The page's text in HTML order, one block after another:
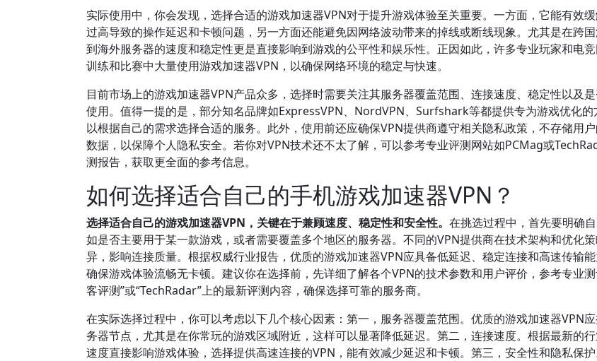
实际使用中，你会发现，选择合适的游戏加速器VPN对于提升游戏体验至关重要。一方面，它能有效
过高导致的操作延迟和卡顿问题，另一方面还能避免因网络波动带来的掉线或断线现象。尤其是在跨
到海外服务器的速度和稳定性更是直接影响到游戏的公平性和娱乐性。正因如此，许多专业玩家和电
训练和比赛中大量使用游戏加速器VPN，以确保网络环境的稳定与快速。
目前市场上的游戏加速器VPN产品众多，选择时需要关注其服务器覆盖范围、连接速度、稳定性以及
使用。值得一提的是，部分知名品牌如ExpressVPN、NordVPN、Surfshark等都提供专为游戏优化的
以根据自己的需求选择合适的服务。此外，使用前还应确保VPN提供商遵守相关隐私政策，不存储用
数据，以保障个人隐私安全。若你对VPN技术还不太了解，可以参考专业评测网站如PCMag或
测报告，获取更全面的参考信息。
如何选择适合自己的手机游戏加速器VPN？
选择适合自己的游戏加速器VPN，关键在于兼顾速度、稳定性和安全性。 在挑选过程中，首先要明确
如是否主要用于某一款游戏，或者需要覆盖多个地区的服务器。不同的VPN提供商在技术架构和优化
异，影响连接质量。根据权威行业报告，优质的游戏加速器VPN应具备低延迟、稳定连接和高速传输
确保游戏体验流畅无卡顿。建议你在选择前，先详细了解各个VPN的技术参数和用户评价，参考专业
客评测”或“TechRadar”上的最新评测内容，确保选择可靠的服务商。
在实际选择过程中，你可以考虑以下几个核心因素：第一，服务器覆盖范围。优质的游戏加速器VPN
务器节点，尤其是在你常玩的游戏区域附近，这样可以显著降低延迟。第二，连接速度。根据最新的
速度直接影响游戏体验，选择提供高速连接的VPN，能有效减少延迟和卡顿。第三，安全性和隐私保